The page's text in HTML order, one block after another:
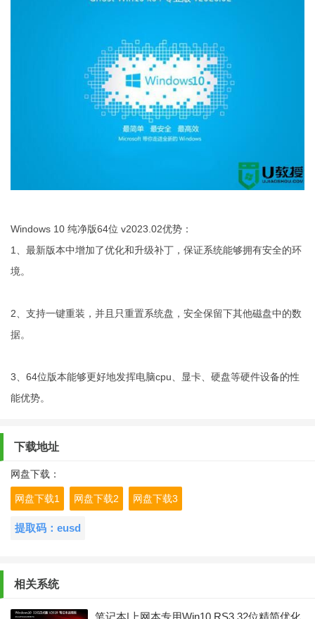
Windows 10 纯净版64位 v2023.02优势：
1、最新版本中增加了优化和升级补丁，保证系统能够拥有安全的环
境。
2、支持一键重装，并且只重置系统盘，安全保留下其他磁盘中的数
据。
3、64位版本能够更好地发挥电脑cpu、显卡、硬盘等硬件设备的性
能优势。
下载地址
网盘下载：
网盘下载1 网盘下载2 网盘下载3
提取码：eusd
相关系统
笔记本|上网本专用Win10 RS3 32位精简优化